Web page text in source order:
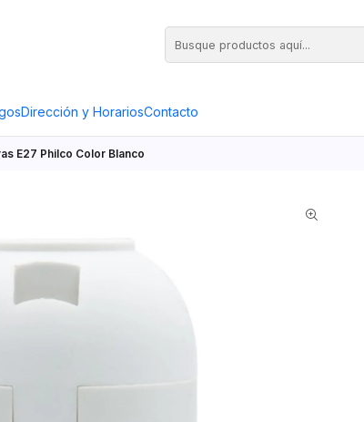
Dirección y HorariosContacto
E27 Philco Color Blanco